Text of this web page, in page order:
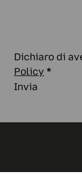
Dichiaro di
Policy *
Invia